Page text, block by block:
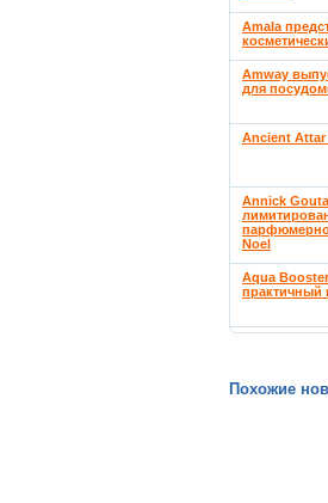
Amala
Amway
для
Ancient Attar
Annick
Noel
Aqua
Похожие